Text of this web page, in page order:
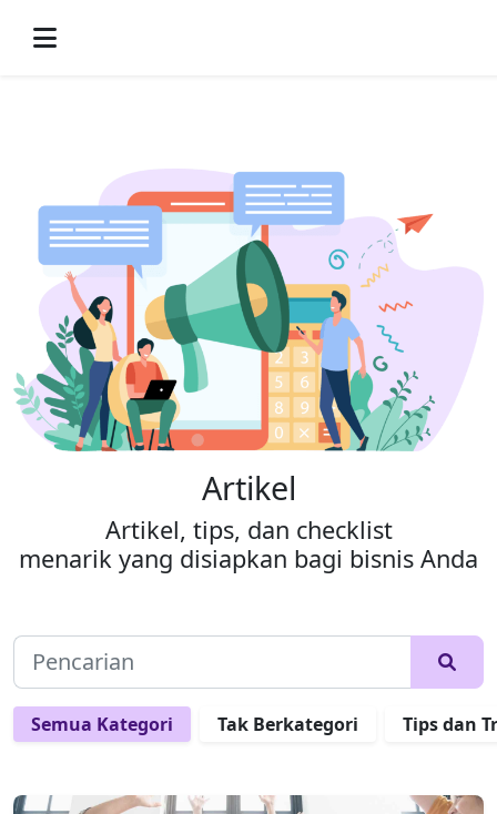
Artikel
Artikel, tips, dan checklist
menarik yang disiapkan bagi bisnis Anda
Semua Kategori Tak Berkategori Tips dan